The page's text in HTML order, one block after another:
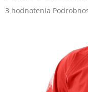
Priemerné
3 hodnotenia